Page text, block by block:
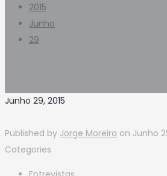
2015
Junho
29
Junho 29, 2015
Published by Jorge Moreira on Junho
Categories